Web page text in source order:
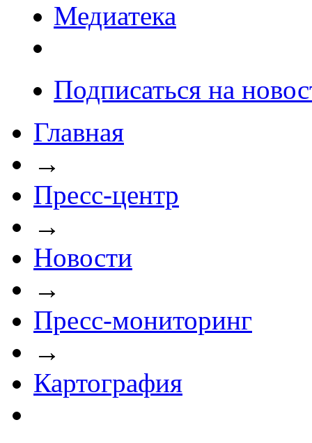
Медиатека
Подписаться на
Главная
→
Пресс-центр
→
Новости
→
Пресс-мониторинг
→
Картография